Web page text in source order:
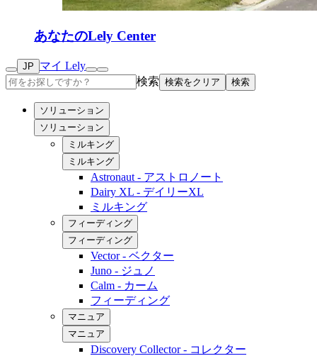
あなたのLely Center
JP
マイ Lely
検索 検索をクリア 検索
ソリューション
ソリューション
ミルキング
ミルキング
Astronaut - アストロノート
Dairy XL - デイリーXL
ミルキング
フィーディング
フィーディング
Vector - ベクター
Juno - ジュノ
Calm - カーム
フィーディング
マニュア
マニュア
Discovery Collector - コレクター